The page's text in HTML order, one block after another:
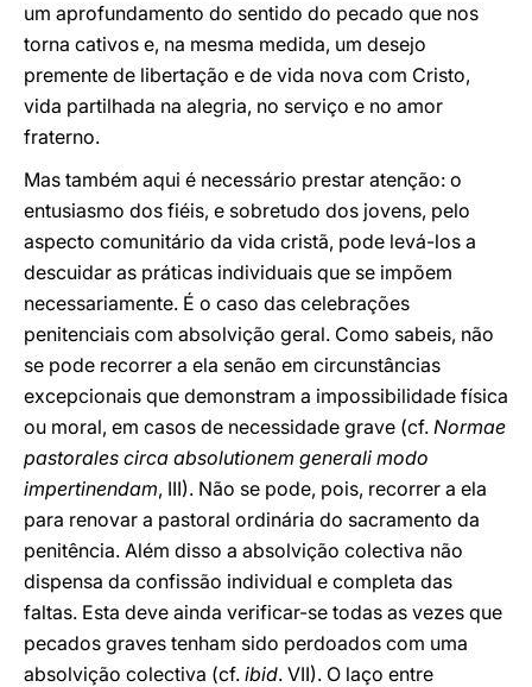
um aprofundamento do sentido do pecado que nos
torna cativos e, na mesma medida, um desejo
premente de libertação e de vida nova com Cristo,
vida partilhada na alegria, no serviço e no amor
fraterno.
Mas também aqui é necessário prestar atenção: o
entusiasmo dos fiéis, e sobretudo dos jovens, pelo
aspecto comunitário da vida cristã, pode levá-los a
descuidar as práticas individuais que se impõem
necessariamente. É o caso das celebrações
penitenciais com absolvição geral. Como sabeis, não
se pode recorrer a ela senão em circunstâncias
excepcionais que demonstram a impossibilidade física
ou moral, em casos de necessidade grave (cf. Normae
pastorales circa absolutionem generali modo
impertinendam, III). Não se pode, pois, recorrer a ela
para renovar a pastoral ordinária do sacramento da
penitência. Além disso a absolvição colectiva não
dispensa da confissão individual e completa das
faltas. Esta deve ainda verificar-se todas as vezes que
pecados graves tenham sido perdoados com uma
absolvição colectiva (cf. ibid. VII). O laço entre